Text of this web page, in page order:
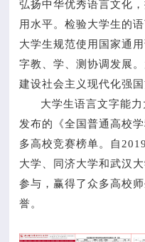
弘扬中华优秀语言文化
用水平。检验大学生的
大学生规范使用国家通
字教、学、测协调发展
建设社会主义现代化强国
大学生语言文字能
发布的《全国普通高校
多高校竞赛榜单。自
大学、同济大学和武汉
参与，赢得了众多高校
誉。